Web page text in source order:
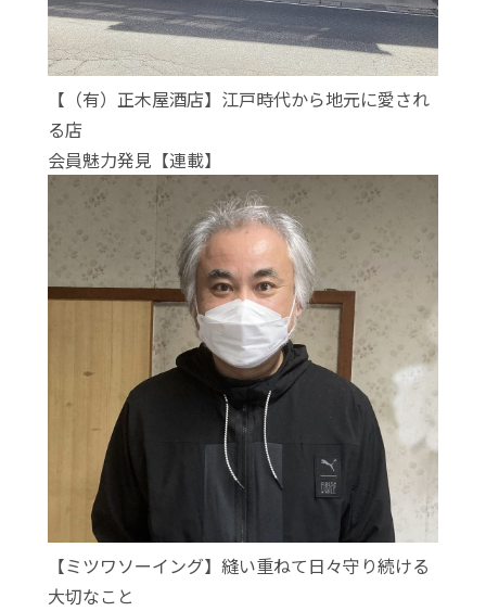
【（有）正木屋酒店】江戸時代から地元に愛され
る店
会員魅力発見【連載】
【ミツワソーイング】縫い重ねて日々守り続ける
大切なこと